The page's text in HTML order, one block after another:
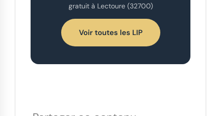
gratuit à Lectoure (32700)
Voir toutes les LIP